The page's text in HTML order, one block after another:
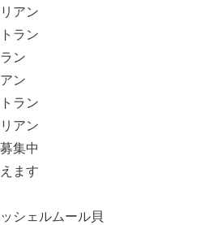
アン
ラン
ン
ン
ラン
アン
集中
ます
シェルムール貝